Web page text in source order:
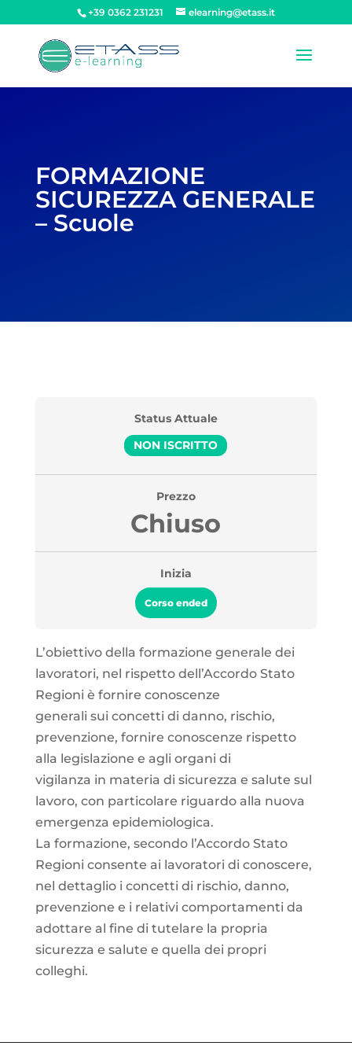
+39 0362 231231 elearning@etass.it
FORMAZIONE
SICUREZZA GENERALE
– Scuole
Status Attuale
NON ISCRITTO
Prezzo
Chiuso
Inizia
Corso ended
L’obiettivo della formazione generale dei
lavoratori, nel rispetto dell’Accordo Stato
Regioni è fornire conoscenze
generali sui concetti di danno, rischio,
prevenzione, fornire conoscenze rispetto
alla legislazione e agli organi di
vigilanza in materia di sicurezza e salute sul
lavoro, con particolare riguardo alla nuova
emergenza epidemiologica.
La formazione, secondo l’Accordo Stato
Regioni consente ai lavoratori di conoscere,
nel dettaglio i concetti di rischio, danno,
prevenzione e i relativi comportamenti da
adottare al fine di tutelare la propria
sicurezza e salute e quella dei propri
colleghi.